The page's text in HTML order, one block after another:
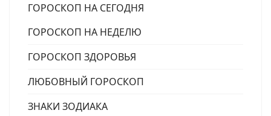
ГОРОСКОП НА СЕГОДНЯ
ГОРОСКОП НА НЕДЕЛЮ
ГОРОСКОП ЗДОРОВЬЯ
ЛЮБОВНЫЙ ГОРОСКОП
ЗНАКИ ЗОДИАКА